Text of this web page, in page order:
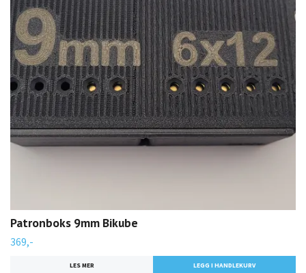
Patronboks 9mm Bikube
369,-
LES MER LEGG I HANDLEKURV